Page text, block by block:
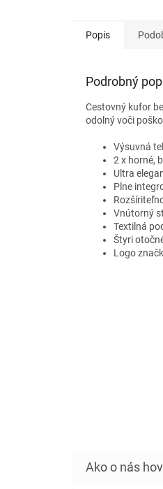
Popis
Podrobný
Cestovný kufor
odolný voči
Výsuvná
2 x horné,
Ultra
Plne
Vnútorný
Textilná
Štyri
Logo